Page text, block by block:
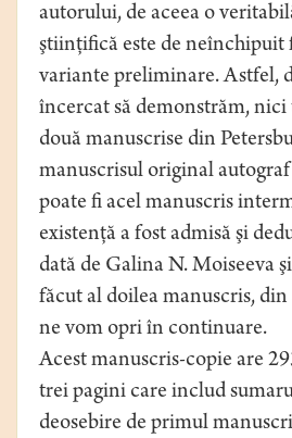
autorului, de aceea o
ştiinţifică este de neînchipuit
variante preliminare. Astfel,
încercat să demonstrăm,
două manuscrise din
manuscrisul original
poate fi acel manuscris
existenţă a fost admisă şi
dată de Galina N. Moiseeva
făcut al doilea manuscris,
ne vom opri în continuare.
Acest manuscris-copie are
trei pagini care includ
deosebire de primul